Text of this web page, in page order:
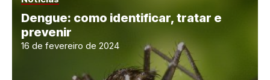
Dengue: como identificar, tratar e
prevenir
16 de fevereiro de 2024